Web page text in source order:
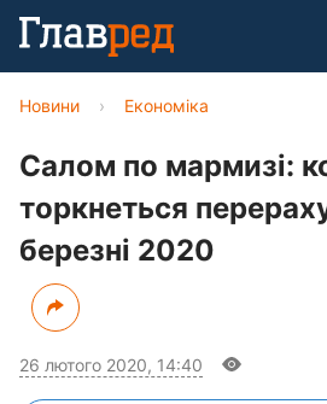
Новини › Економіка
Салом по мармизі:
торкнеться
березні 2020
26 лютого 2020, 14:40